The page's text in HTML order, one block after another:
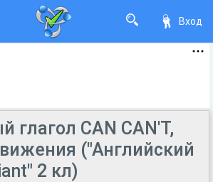
Вход
глагол CAN CAN'T,
("Английский
2 кл)